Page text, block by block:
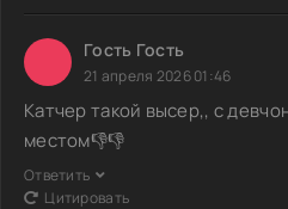
Гость Гость
21 апреля 2026 01:46
Катчер такой высер,, с
местом👎👎
Ответить
Цитировать